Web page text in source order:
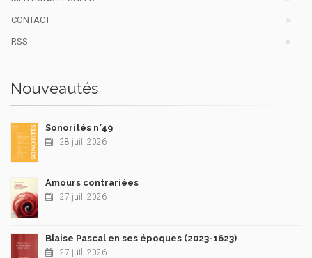
CONTACT
RSS
Nouveautés
Sonorités n°49
28 juil. 2026
Amours contrariées
27 juil. 2026
Blaise Pascal en ses époques (2023-1623)
27 juil. 2026